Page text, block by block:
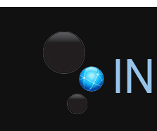
СЭЛЭНГЭ:
Монгол Улсад энэ
жуулчин иржээ
28/07/2026, 12:04
ХӨВСГӨЛ
2 өрөө байр олгоно